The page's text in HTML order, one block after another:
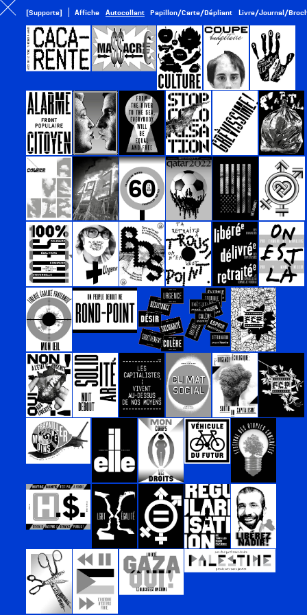
[Supports] Affiche Autocollant Papillon/Carte/Dépliant Livre/Journal/
Projet suivant